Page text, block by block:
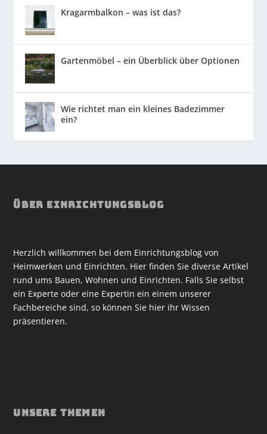
Kragarmbalkon – was ist das?
Gartenmöbel – ein Überblick über Optionen
Wie richtet man ein kleines Badezimmer
ein?
ÜBER EINRICHTUNGSBLOG
Herzlich willkommen bei dem Einrichtungsblog von
Heimwerken und Einrichten. Hier finden Sie diverse Artikel
rund ums Bauen, Wohnen und Einrichten. Falls Sie selbst
ein Experte oder eine Expertin ein einem unserer
Fachbereiche sind, so können Sie hier ihr Wissen
präsentieren.
UNSERE THEMEN